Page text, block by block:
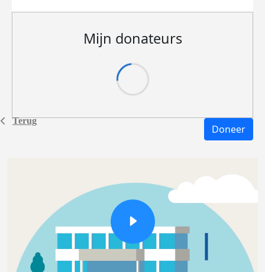
Terug
Mijn donateurs
Doneer